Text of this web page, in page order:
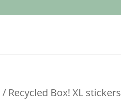
/ Recycled Box! XL stickers